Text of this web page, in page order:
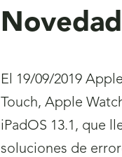
El 19/09/2019
Touch, Apple
iPadOS 13.1, que
soluciones de